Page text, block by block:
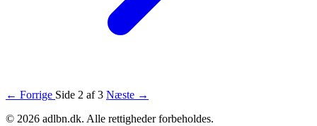
← Forrige Side 2 af 3 Næste →
© 2026 adlbn.dk. Alle rettigheder forbeholdes.